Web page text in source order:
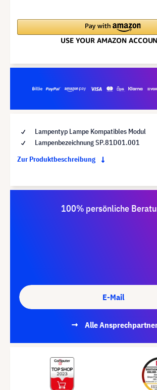
Lampentyp Lampe Kompatibles Modul
Lampenbezeichnung SP.81D01.001
Zur Produktbeschreibung
100% persönliche
E-Mail
Alle